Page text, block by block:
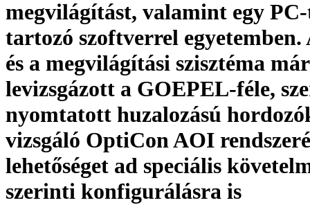
megvilágítást, valamint egy
tartozó szoftverrel egyetemben.
és a megvilágítási szisztéma
levizsgázott a GOEPEL-féle,
nyomtatott huzalozású
vizsgáló OptiCon AOI
lehetőséget ad speciális
szerinti konfigurálásra is